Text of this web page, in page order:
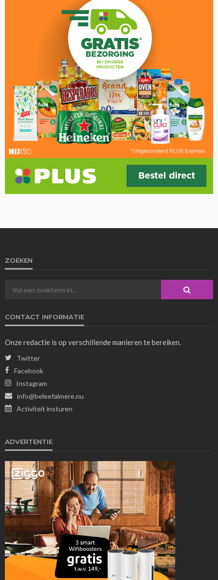
ZOEKEN
CONTACT INFORMATIE
Onze redactie is op verschillende manieren te bereiken.
Twitter
Facebook
Instagram
info@beleefalmere.nu
Activiteit insturen
ADVERTENTIE